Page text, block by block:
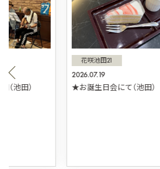
池田）
2026.07.19
花咲池田21
★お誕生日会にて（池田）